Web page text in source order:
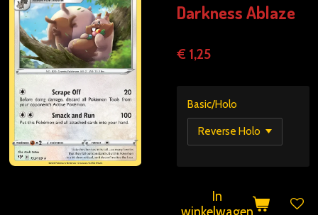
Darkness Ablaze
€ 1,25
Basic/Holo
In